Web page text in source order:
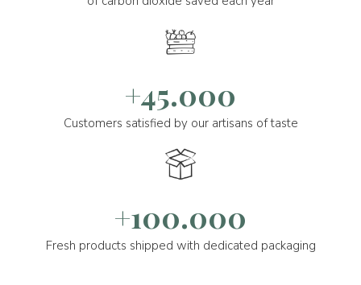
+45.000
Customers satisfied by our artisans of taste
+100.000
Fresh products shipped with dedicated packaging